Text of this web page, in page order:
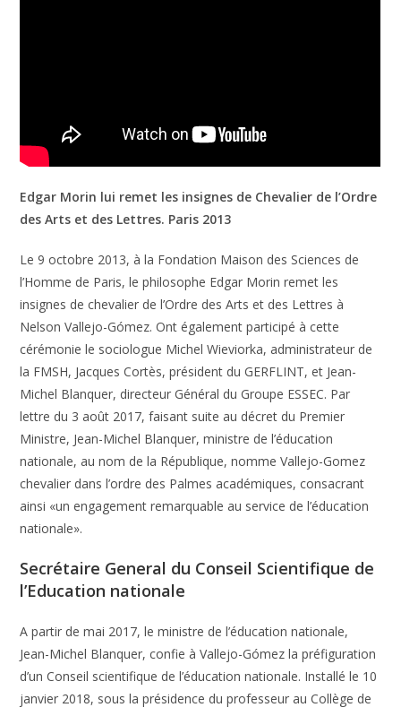
Edgar Morin lui remet les insignes de Chevalier de l’Ordre
des Arts et des Lettres. Paris 2013
Le 9 octobre 2013, à la Fondation Maison des Sciences de
l’Homme de Paris, le philosophe Edgar Morin remet les
insignes de chevalier de l’Ordre des Arts et des Lettres à
Nelson Vallejo-Gómez. Ont également participé à cette
cérémonie le sociologue Michel Wieviorka, administrateur de
la FMSH, Jacques Cortès, président du GERFLINT, et Jean-
Michel Blanquer, directeur Général du Groupe ESSEC. Par
lettre du 3 août 2017, faisant suite au décret du Premier
Ministre, Jean-Michel Blanquer, ministre de l’éducation
nationale, au nom de la République, nomme Vallejo-Gomez
chevalier dans l’ordre des Palmes académiques, consacrant
ainsi «un engagement remarquable au service de l’éducation
nationale».
Secrétaire General du Conseil Scientifique de
l’Education nationale
A partir de mai 2017, le ministre de l’éducation nationale,
Jean-Michel Blanquer, confie à Vallejo-Gómez la préfiguration
d’un Conseil scientifique de l’éducation nationale. Installé le 10
janvier 2018, sous la présidence du professeur au Collège de